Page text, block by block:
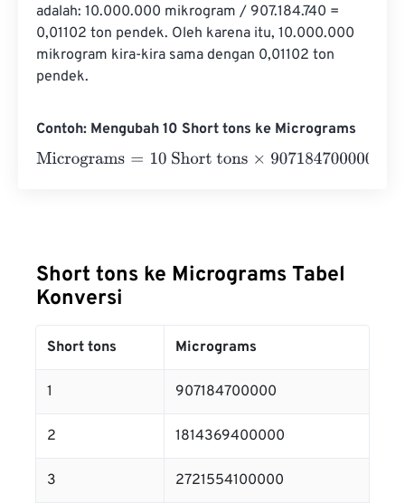
adalah: 10.000.000 mikrogram / 907.184.740 =
0,01102 ton pendek. Oleh karena itu, 10.000.000
mikrogram kira-kira sama dengan 0,01102 ton
pendek.
Contoh: Mengubah 10 Short tons ke Micrograms
Micrograms=10 Short tons×907184700000=
Short tons ke Micrograms Tabel
Konversi
Short tons Micrograms
1 907184700000
2 1814369400000
3 2721554100000